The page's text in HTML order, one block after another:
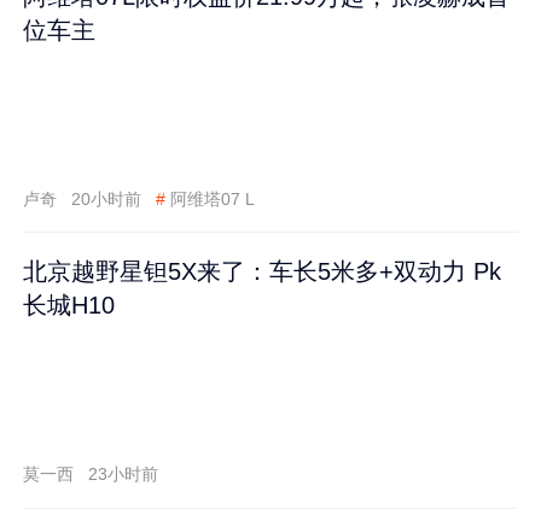
位车主
卢奇 20小时前 # 阿维塔07 L
北京越野星钽5X来了：车长5米多+双动力 Pk
长城H10
莫一西 23小时前